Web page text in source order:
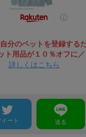
分のペットを登録する
ト用品が１０％オフに／
詳しくはこちら
イート 送る